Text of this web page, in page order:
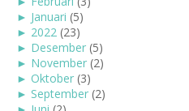
► Januari (5)
► 2022 (23)
► Desember (5)
► November (2)
► Oktober (3)
► September (2)